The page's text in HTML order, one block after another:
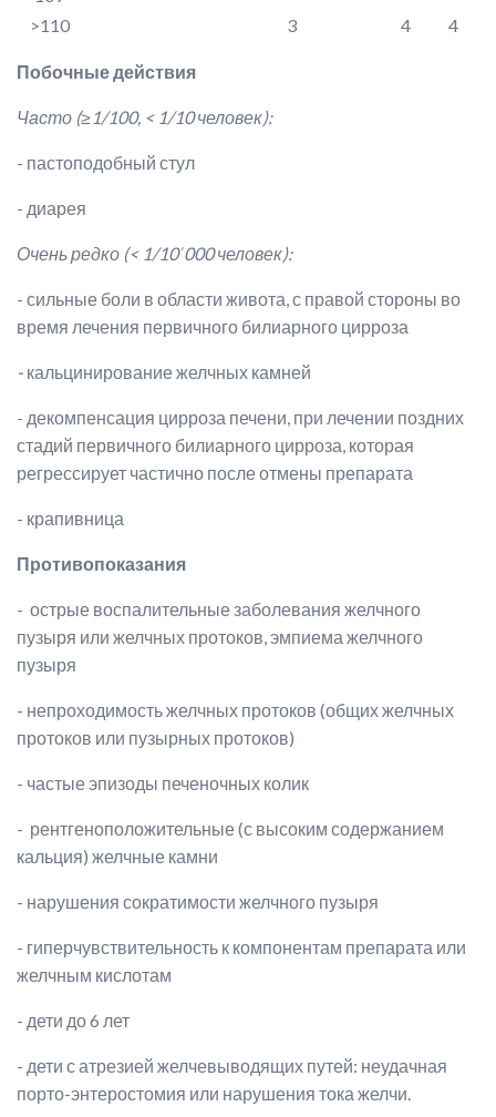
>110 3 4 4
Побочные действия
Часто (≥1/100, < 1/10человек):
- пастоподобный стул
- диарея
Очень редко (< 1/10ˈ000 человек):
- сильные боли в области живота, с правой стороны во
время лечения первичного билиарного цирроза
- кальцинирование желчных камней
- декомпенсация цирроза печени, при лечении поздних
стадий первичного билиарного цирроза, которая
регрессирует частично после отмены препарата
- крапивница
Противопоказания
- острые воспалительные заболевания желчного
пузыря или желчных протоков, эмпиема желчного
пузыря
- непроходимость желчных протоков (общих желчных
протоков или пузырных протоков)
- частые эпизоды печеночных колик
- рентгеноположительные (с высоким содержанием
кальция) желчные камни
- нарушения сократимости желчного пузыря
- гиперчувствительность к компонентам препарата или
желчным кислотам
- дети до 6 лет
- дети с атрезией желчевыводящих путей: неудачная
порто-энтеростомия или нарушения тока желчи.